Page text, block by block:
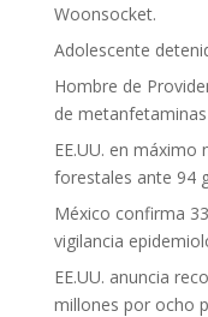
Woonsocket.
Adolescente
Hombre de
de
EE.UU. en máximo
forestales ante 94
México confirma
vigilancia
EE.UU. anuncia
millones por ocho